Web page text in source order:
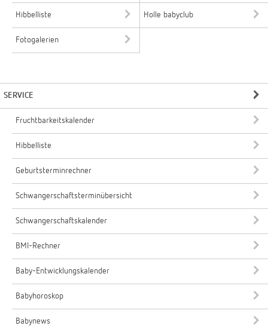
Hibbelliste Holle babyclub
Fotogalerien
SERVICE
Fruchtbarkeitskalender
Hibbelliste
Geburtsterminrechner
Schwangerschaftsterminübersicht
Schwangerschaftskalender
BMI-Rechner
Baby-Entwicklungskalender
Babyhoroskop
Babynews